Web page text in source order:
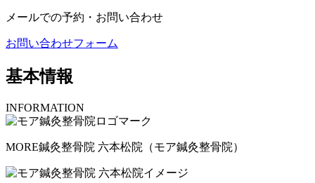
メールでの予約・お問い合わせ
お問い合わせフォーム
基本情報
INFORMATION
MORE鍼灸整骨院 六本松院 （モア鍼灸整骨院）